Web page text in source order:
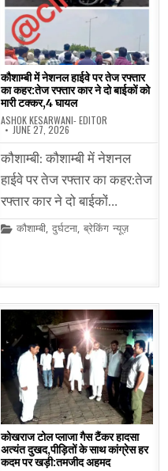
कौशाम्बी में नेशनल हाईवे पर तेज रफ्तार
का कहर:तेज रफ्तार कार ने दो बाईकों को
मारी टक्कर,4 घायल
ASHOK KESARWANI- EDITOR
JUNE 27, 2026
कौशाम्बी: कौशाम्बी में नेशनल
हाईवे पर तेज रफ्तार का कहर:तेज
रफ्तार कार ने दो बाईकों…
Posted
कौशाम्बी,दुर्घटना,ब्रेकिंग न्यूज़
कोखराज टोल प्लाजा गैस टैंकर हादसा
अत्यंत दुखद,पीड़ितों के साथ कांग्रेस हर
कदम पर खड़ी:तमजीद अहमद